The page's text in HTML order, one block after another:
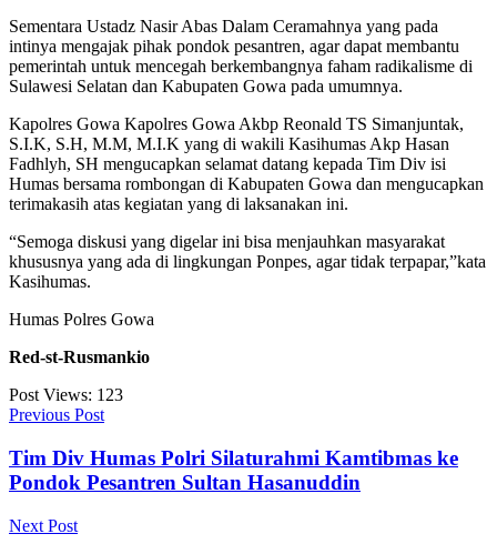
Sementara Ustadz Nasir Abas Dalam Ceramahnya yang pada
intinya mengajak pihak pondok pesantren, agar dapat membantu
pemerintah untuk mencegah berkembangnya faham radikalisme di
Sulawesi Selatan dan Kabupaten Gowa pada umumnya.
Kapolres Gowa Kapolres Gowa Akbp Reonald TS Simanjuntak,
S.I.K, S.H, M.M, M.I.K yang di wakili Kasihumas Akp Hasan
Fadhlyh, SH mengucapkan selamat datang kepada Tim Div isi
Humas bersama rombongan di Kabupaten Gowa dan mengucapkan
terimakasih atas kegiatan yang di laksanakan ini.
“Semoga diskusi yang digelar ini bisa menjauhkan masyarakat
khususnya yang ada di lingkungan Ponpes, agar tidak terpapar,”kata
Kasihumas.
Humas Polres Gowa
Red-st-Rusmankio
Post Views: 123
Previous Post
Tim Div Humas Polri Silaturahmi Kamtibmas ke
Pondok Pesantren Sultan Hasanuddin
Next Post